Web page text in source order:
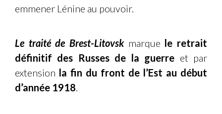
emmener Lénine au pouvoir.
Le traité de Brest-Litovskmarque le retrait
définitif des Russes de la guerre et par
extension la fin du front de l’Est au début
d’année 1918